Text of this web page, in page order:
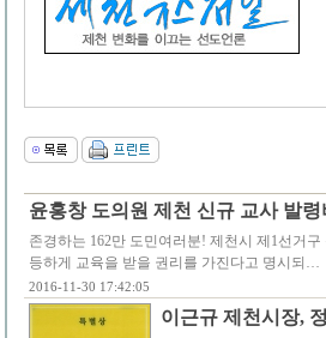
윤홍창 도의원 제천 신규 교사 발
존경하는 162만 도민여러분! 제천시 제1선거
등하게 교육을 받을 권리를 가진다고 명시되…
2016-11-30 17:42:05
이근규 제천시장,